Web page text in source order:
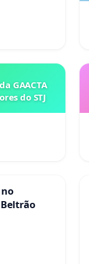
GAACTA
do STJ